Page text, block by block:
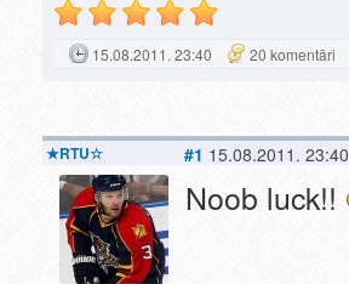
15.08.2011. 23:40 20 komentāri
★RTU☆ #1 15.08.2011. 23:40
Noob luck!!